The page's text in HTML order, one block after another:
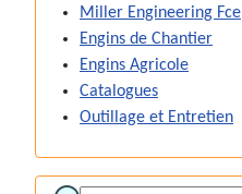
Miller Engineering Fce
Engins de Chantier
Engins Agricole
Catalogues
Outillage et Entretien